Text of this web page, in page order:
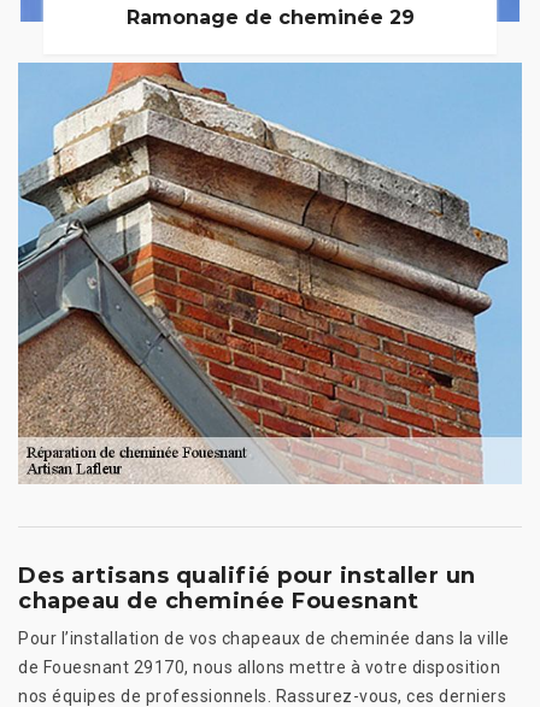
Ramonage de cheminée 29
Des artisans qualifié pour installer un
chapeau de cheminée Fouesnant
Pour l’installation de vos chapeaux de cheminée dans la ville
de Fouesnant 29170, nous allons mettre à votre disposition
nos équipes de professionnels. Rassurez-vous, ces derniers